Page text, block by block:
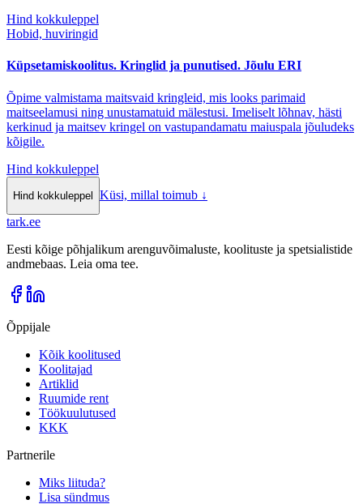
Hind kokkuleppel
Hobid, huviringid
Küpsetamiskoolitus. Kringlid ja punutised. Jõulu ERI
Õpime valmistama maitsvaid kringleid, mis looks parimaid
maitseelamusi ning unustamatuid mälestusi. Imeliselt lõhnav, hästi
kerkinud ja maitsev kringel on vastupandamatu maiuspala jõuludeks
kõigile.
Hind kokkuleppel
Hind kokkuleppel Küsi, millal toimub ↓
tark.ee
Eesti kõige põhjalikum arenguvõimaluste, koolituste ja spetsialistide
andmebaas. Leia oma tee.
Õppijale
Kõik koolitused
Koolitajad
Artiklid
Ruumide rent
Töökuulutused
KKK
Partnerile
Miks liituda?
Lisa sündmus